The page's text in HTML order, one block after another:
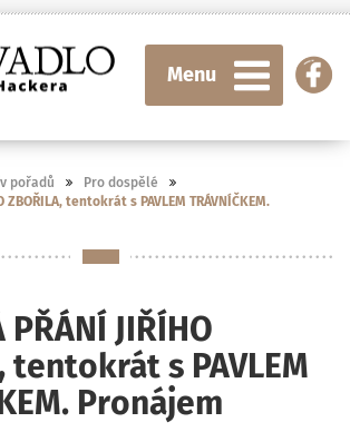
Menu
pořadů
Pro dospělé
ZBOŘILA, tentokrát s PAVLEM TRÁVNÍČKEM.
PŘÁNÍ JIŘÍHO
tentokrát s PAVLEM
Pronájem